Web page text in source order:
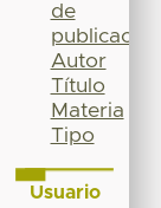
de
publicación
Autor
Título
Materia
Tipo
Usuario